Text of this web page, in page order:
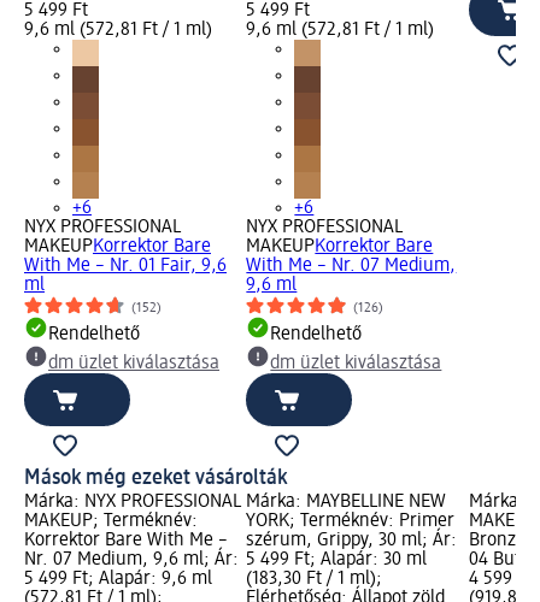
5 499 Ft
9,6 ml (572,81 Ft / 1 ml)
+6
NYX PROFESSIONAL
MAKEUPKorrektor Bare
With Me – Nr. 01 Fair, 9,6
ml
(152)
Rendelhető
dm üzlet kiválasztása
5 499 Ft
9,6 ml (572,81 Ft / 1 ml)
+6
NYX PROFESSIONAL
MAKEUPKorrektor Bare
With Me – Nr. 07 Medium,
9,6 ml
(126)
Rendelhető
dm üzlet kiválasztása
Mások még ezeket vásárolták
Márka: NYX PROFESSIONAL
MAKEUP; Terméknév:
Korrektor Bare With Me –
Nr. 07 Medium, 9,6 ml; Ár:
5 499 Ft; Alapár: 9,6 ml
Márka: MAYBELLINE NEW
YORK; Terméknév: Primer
szérum, Grippy, 30 ml; Ár:
5 499 Ft; Alapár: 30 ml
(183,30 Ft / 1 ml);
Márka:
04
4 599